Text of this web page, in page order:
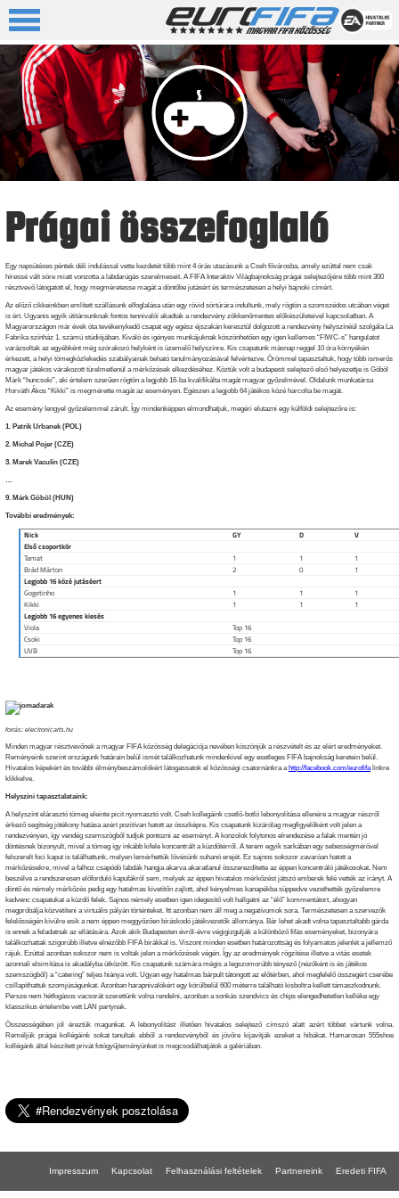
Prágai összefoglaló
Egy napsütéses péntek déli indulással vette kezdetét több mint 4 órás utazásunk a Cseh fővárosba, amely ezúttal nem csak
híressé vált söre miatt vonzotta a labdarúgás szerelmeseit. A FIFA Interaktív Világbajnokság prágai selejtezőjére több mint 300
résztvevő látogatott el, hogy megméretesse magát a döntőbe jutásért és természetesen a helyi bajnoki címért.
Az előző cikkeinkben említett szállásunk elfoglalása után egy rövid sörtúrára indultunk, mely rögtön a szomszédos utcában véget
is ért. Ugyanis egyik útitársunknak fontos tennivalói akadtak a rendezvény zökkenőmentes előkészületeivel kapcsolatban. A
Magyarországon már évek óta tevékenykedő csapat egy egész éjszakán keresztül dolgozott a rendezvény helyszínéül szolgála La
Fabrika színház 1. számú stúdiójában. Kiváló és igényes munkájuknak köszönhetően egy igen kellemes “FIWC-s” hangulatot
varázsoltak az egyébként még szórakozó helyként is üzemelő helyszínre. Kis csapatunk másnap reggel 10 óra környékén
érkezett, a helyi tömegközlekedés szabályainak beható tanulmányozásával felvértezve. Örömmel tapasztaltuk, hogy több ismerős
magyar játékos várakozott türelmetlenül a mérkőzések elkezdéséhez. Köztük volt a budapesti selejtező első helyezettje is Göböl
Márk “huncsoki”, aki értelem szerűen rögtön a legjobb 16-ba kvalifikálta magát magyar győzelmével. Oldalunk munkatársa
Horváth Ákos “Kikki” is megmérette magát az eseményen. Egészen a legjobb 64 játékos közé harcolta be magát.
Az esemény lengyel győzelemmel zárult. Így mindenképpen elmondhatjuk, megéri elutazni egy külföldi selejtezőre is:
1. Patrik Urbanek (POL)
2. Michal Pojer (CZE)
3. Marek Vaculín (CZE)
9. Márk Göböl (HUN)
További eredmények:
Nick GY D
V
Első csoportkör
Tamat
1 1
1
Brád Márton
2 0
1
Legjobb 16 közé jutáséert
Gogetinho
1 1
1
Kikki
1 1
1
Legjobb 16 egyenes kiesés
Viola
Top 16
Csoki
Top 16
UVB
Top 16
forrás: electronicarts.hu
Minden magyar résztvevőnek a magyar FIFA közösség delegációja nevében köszönjük a részvételt és az elért eredményeket.
Reményeink szerint országunk határain belül ismét találkozhatunk mindenkivel egy esetleges FIFA bajnokság keretein belül.
Hivatalos képekért és további élménybeszámolókért látogassatok el közösségi csatornánkra a http://facebook.com/eurofifalinkre
klikkelve.
Helyszíni tapasztalataink:
A helyszínt elárasztó tömeg eleinte picit nyomasztó volt. Cseh kollegáink csetlő-botló lebonyolítása ellenére a magyar részről
érkező segítség jótékony hatása azért pozitívan hatott az összképre. Kis csapatunk kizárólag megfigyelőként volt jelen a
rendezvényen, így vendég szemszögből tudjuk pontozni az eseményt. A konzolok folytonos elrendezése a falak mentén jó
döntésnek bizonyult, mivel a tömeg így inkább kifele koncentrált a küzdőtérről. A terem egyik sarkában egy sebességmérővel
felszerelt foci kaput is találhattunk, melyen lemérhettük lövésünk suhanó erejét. Ez sajnos sokszor zavaróan hatott a
mérkőzésekre, mivel a falhoz csapódó labdák hangja akarva akaratlanul összerezdítette az éppen koncentráló játékosokat. Nem
beszélve a rendszeresen előforduló kapufákról sem, melyek az éppen hivatalos mérkőzést játszó emberek felé vették az irányt. A
döntő és némely mérkőzés pedig egy hatalmas kivetítőn zajlott, ahol kényelmes kanapékba süppedve vezethették győzelemre
kedvenc csapatukat a küzdő felek. Sajnos némely esetben igen idegesítő volt hallgatni az “élő” kommentátort, ahogyan
megpróbálja közvetíteni a virtuális pályán történteket. Itt azonban nem áll meg a negatívumok sora. Természetesen a szervezők
felelősségén kívülre esik a nem éppen meggyőzően bíráskodó játékvezetők állománya. Bár lehet akadt volna tapasztaltabb gárda
is ennek a feladatnak az ellátására. Azok akik Budapesten évről-évre végigizgulják a különböző fifás eseményeket, bizonyára
találkozhattak szigorúbb illetve elnézőbb FIFA bírákkal is. Viszont minden esetben határozottság és folyamatos jelenlét a jellemző
rájuk. Ezúttal azonban sokszor nem is voltak jelen a mérkőzések végén. Így az eredmények rögzítése illetve a vitás esetek
azonnali elsimítása is akadályba ütközött. Kis csapatunk számára mégis a legszomorúbb tényező (nézőként is és játékos
szemszögből) a “catering” teljes hiánya volt. Ugyan egy hatalmas bárpult tátongott az előtérben, ahol megfelelő összegért cserébe
csillapíthattuk szomjúságunkat. Azonban harapnivalókért egy körülbelül 600 méterre található kisboltra kellett támaszkodnunk.
Persze nem hétfogásos vacsorát szerettünk volna rendelni, azonban a sonkás szendvics és chips elengedhetetlen kelléke egy
klasszikus értelembe vett LAN partynak.
Összességében jól éreztük magunkat. A lebonyolítást illetően hivatalos selejtező címszó alatt azért többet vártunk volna.
Reméljük prágai kollégáink sokat tanultak ebből a rendezvényből és jövőre kijavítják ezeket a hibákat. Hamarosan 555shoe
kollégánk által készített privát fotógyűjteményünket is megcsodálhatjátok a galériában.
Impresszum Kapcsolat Felhasználási feltételek Partnereink Eredeti FIFA